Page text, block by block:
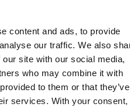
content and ads, to provide
our traffic. We also
site with our social media,
who may combine it with
to them or that they’ve
services. With your consent,